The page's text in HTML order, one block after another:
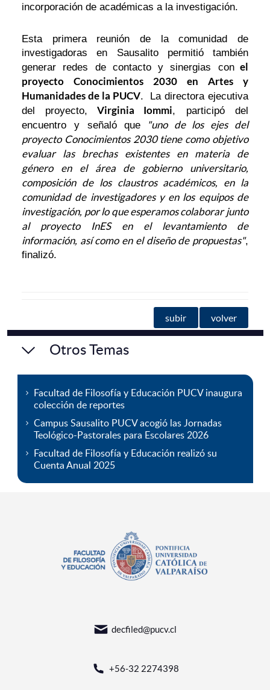
incorporación de académicas a la investigación.
Esta primera reunión de la comunidad de
investigadoras en Sausalito permitió también
generar redes de contacto y sinergias con el
proyecto Conocimientos 2030 en Artes y
Humanidades de la PUCV. La directora ejecutiva
del proyecto,
Virginia Iommi, participó del
encuentro y señaló que
"uno de los ejes del
proyecto Conocimientos 2030 tiene como objetivo
evaluar las brechas existentes en materia de
género en el área de gobierno universitario,
composición de los claustros académicos, en la
comunidad de investigadores y en los equipos de
investigación, por lo que esperamos colaborar junto
al proyecto InES en el levantamiento de
información, así como en el diseño de propuestas",
finalizó.
subir volver
Otros Temas
Facultad de Filosofía y Educación PUCV inaugura
colección de reportes
Campus Sausalito PUCV acogió las Jornadas
Teológico-Pastorales para Escolares 2026
Facultad de Filosofía y Educación realizó su
Cuenta Anual 2025
decfiled@pucv.cl
+56-32 2274398